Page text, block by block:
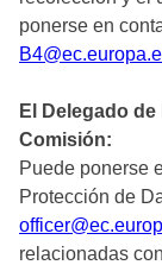
ponerse en
El Delegado
Comisión:
Puede ponerse
Protección de
relacionadas